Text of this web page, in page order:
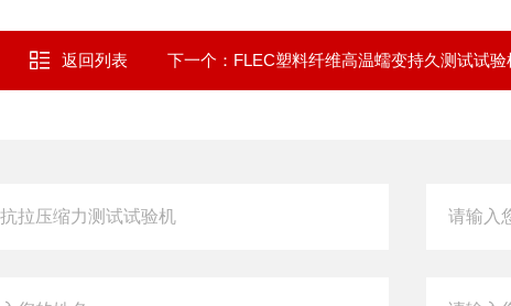
返回列表 下一个： FLEC塑料纤维高温蠕变持久测试试验